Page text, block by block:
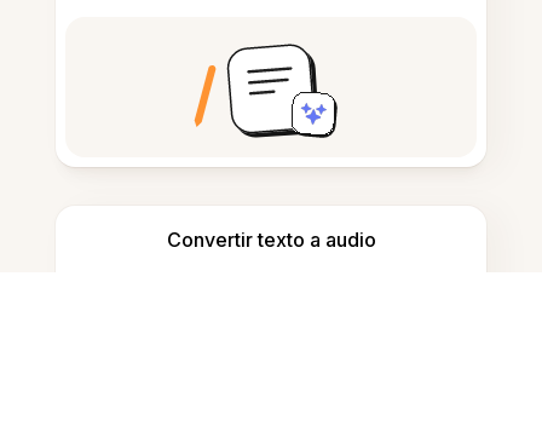
Convertir texto a audio